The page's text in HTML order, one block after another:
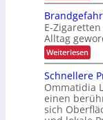
e
r
b
e
t
r
i
e
b
D
-
P
r
o
j
e
k
a
g
e
m
e
n
t
e
n
z
g
i
n
d
e
r
L
o
g
i
s
t
v
e
r
l
ä
s
i
g
e
r
E-
Alltag
Weiterlesen:
B
a
n
d
g
Schnellere
Ommatidia
einen
sich